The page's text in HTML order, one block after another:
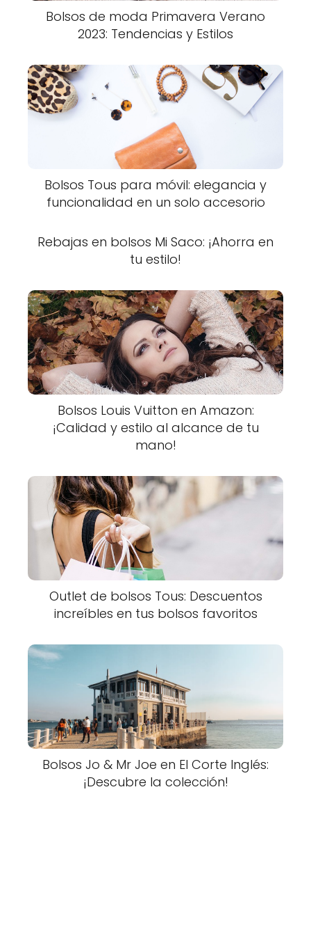
Bolsos de moda Primavera Verano
2023: Tendencias y Estilos
Bolsos Tous para móvil: elegancia y
funcionalidad en un solo accesorio
Rebajas en bolsos Mi Saco: ¡Ahorra en
tu estilo!
Bolsos Louis Vuitton en Amazon:
¡Calidad y estilo al alcance de tu
mano!
Outlet de bolsos Tous: Descuentos
increíbles en tus bolsos favoritos
Bolsos Jo & Mr Joe en El Corte Inglés:
¡Descubre la colección!